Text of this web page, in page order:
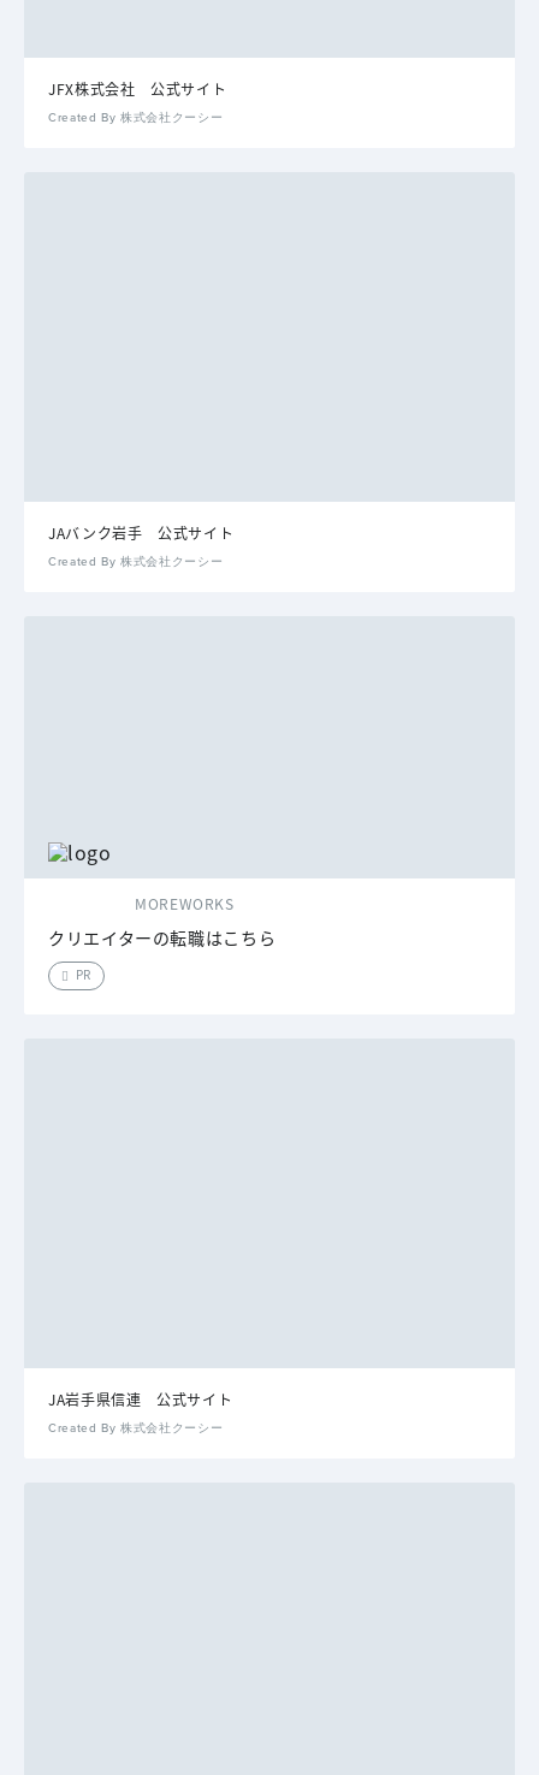
JFX株式会社 公式サイト
Created By 株式会社クーシー
JAバンク岩手 公式サイト
Created By 株式会社クーシー
MOREWORKS
クリエイターの転職はこちら
PR
JA岩手県信連 公式サイト
Created By 株式会社クーシー